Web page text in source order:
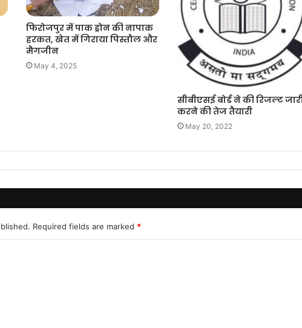
फिरोजपुर में पाक ड्रोन की नापाक
हरकत, खेत में गिराया पिस्तौल और
मैगजीन
May 4, 2025
सीबीएसई बोर्ड ने की रिजल्ट
करने की तेज तैयारी
May 20, 2022
Required fields are marked *